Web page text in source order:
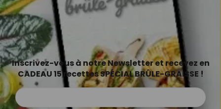
Inscrivez-vous à notre Newsletter et recevez en
CADEAU 15 recettes SPÉCIAL BRÛLE-GRAISSE !